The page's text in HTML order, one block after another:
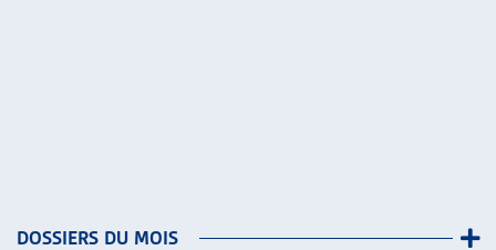
DOSSIERS DU MOIS